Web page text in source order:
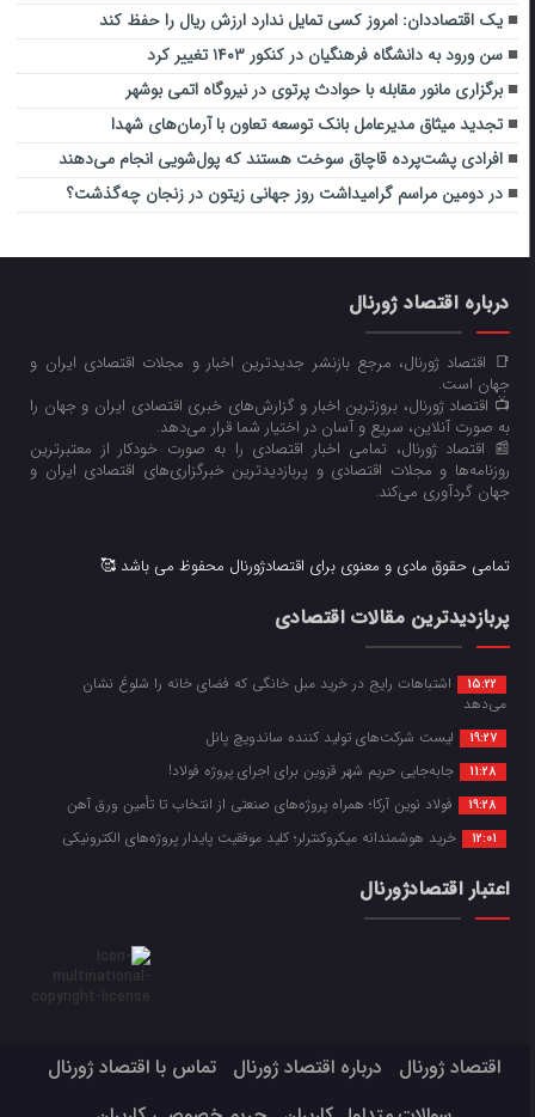
یک اقتصاددان: امروز کسی تمایل ندارد ارزش ریال را حفظ کند
سن ورود به دانشگاه فرهنگیان در کنکور ۱۴۰۳ تغییر کرد
برگزاری مانور مقابله با حوادث پرتوی در نیروگاه اتمی بوشهر
تجدید میثاق مدیرعامل بانک توسعه تعاون با آرمان‌های شهدا
افرادی پشت‌پرده قاچاق سوخت هستند که پول‌شویی انجام می‌دهند
در دومین مراسم گرامیداشت روز جهانی زیتون در زنجان چه‌گذشت؟
درباره اقتصاد ژورنال
📑 اقتصاد ژورنال، مرجع بازنشر جدیدترین اخبار و مجلات اقتصادی ایران و
جهان است.
📺 اقتصاد ژورنال، بروزترین اخبار و گزارش‌های خبری اقتصادی ایران و جهان را
به صورت آنلاین، سریع و آسان در اختیار شما قرار می‌‌دهد.
📰 اقتصاد ژورنال، تمامی اخبار اقتصادی را به صورت خودکار از معتبرترین
روزنامه‌ها و مجلات اقتصادی و پربازدیدترین خبرگزاری‌های اقتصادی ایران و
جهان گردآوری می‌کند.
تمامی حقوق مادی و معنوی برای اقتصادژورنال محفوظ می باشد 🥰
پربازدیدترین مقالات اقتصادی
15:22
اشتباهات رایج در خرید مبل خانگی که فضای خانه را شلوغ نشان
می‌دهد
19:27 لیست شرکت‌های تولید کننده ساندویچ پانل
11:28 جابه‌جایی حریم شهر قزوین برای اجرای پروژه فولاد!
19:28 فولاد نوین آرکا؛ همراه پروژه‌های صنعتی از انتخاب تا تأمین ورق آهن
12:01 خرید هوشمندانه میکروکنترلر؛ کلید موفقیت پایدار پروژه‌های الکترونیکی
اعتبار اقتصادژورنال
اقتصاد ژورنال درباره اقتصاد ژورنال
تماس با اقتصاد ژورنال